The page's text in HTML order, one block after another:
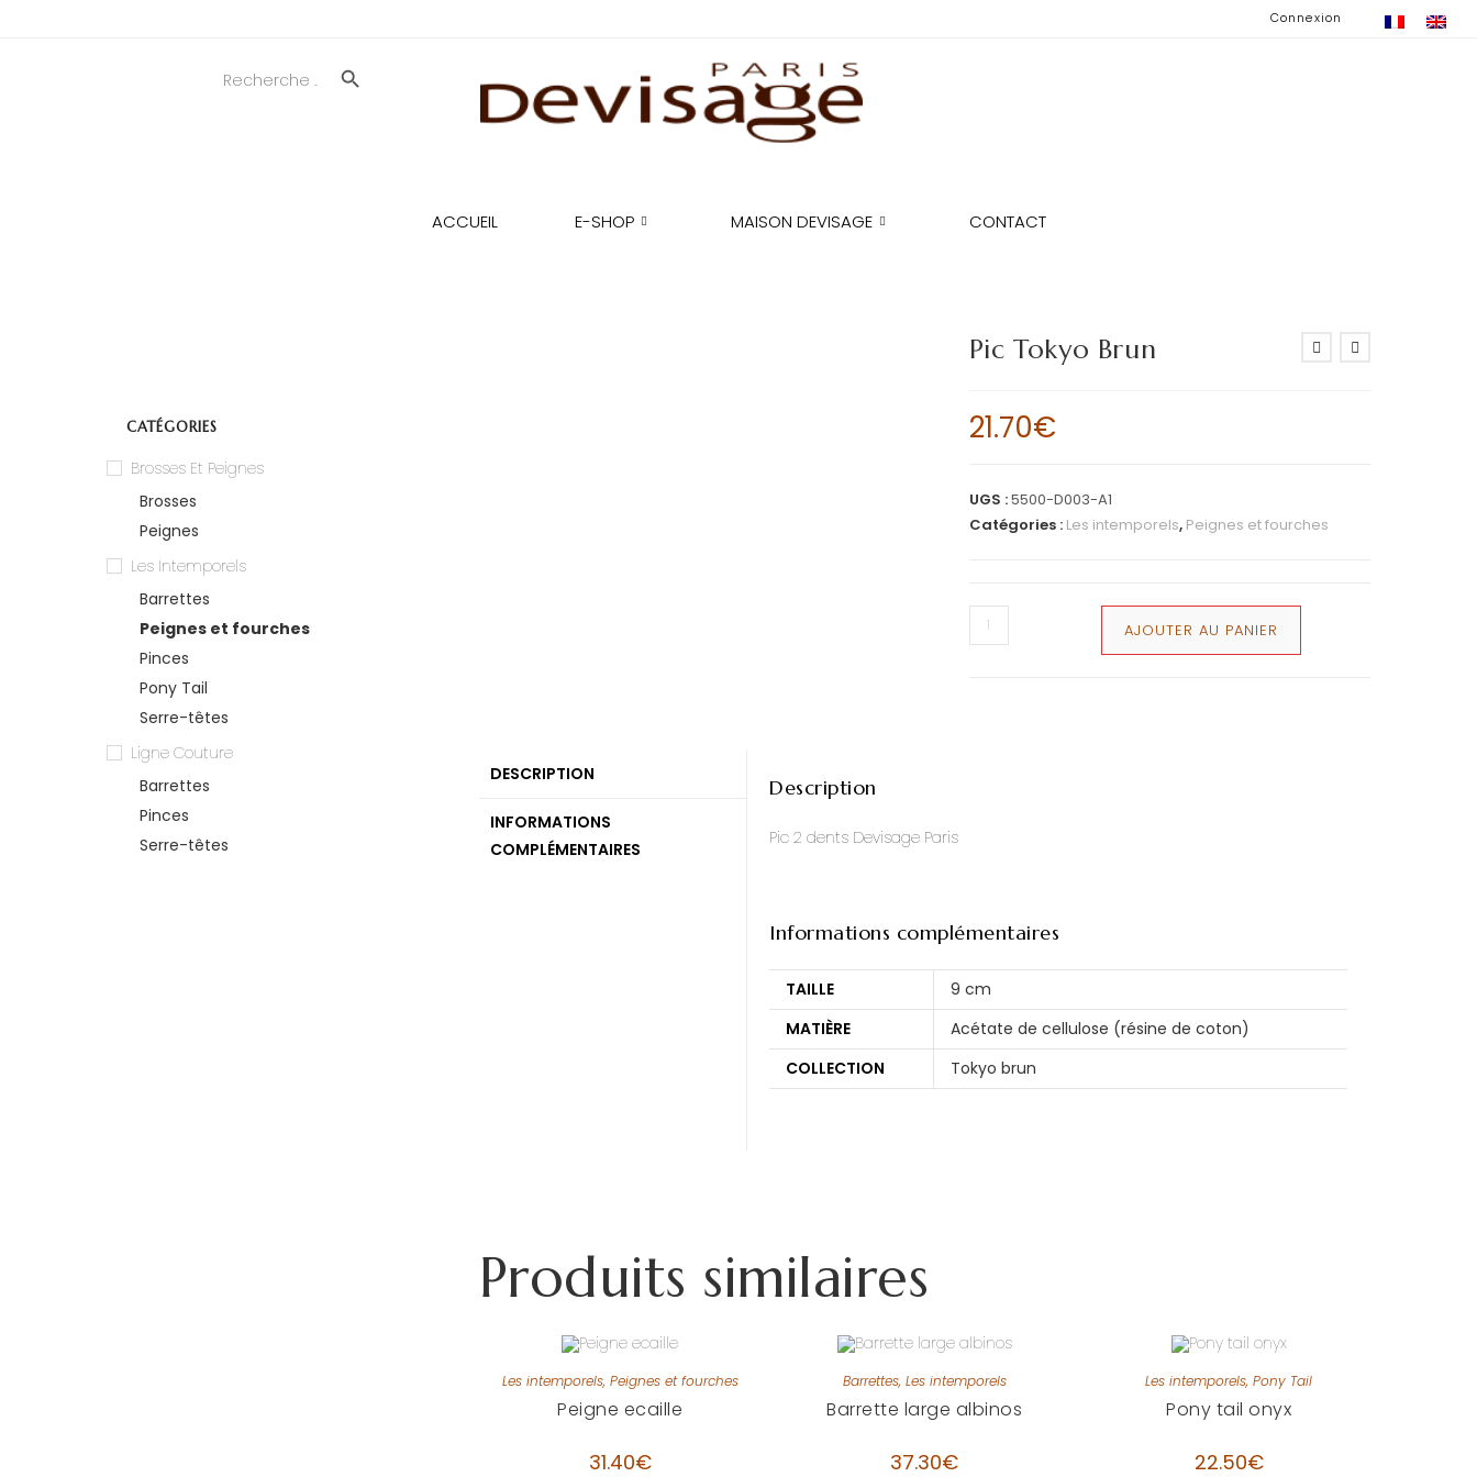
Connexion
Search
for:
ACCUEIL E-SHOP MAISON DEVISAGE CONTACT
Pic Tokyo Brun
21.70€
UGS :5500-D003-A1
Catégories : Les intemporels, Peignes et fourches
AJOUTER AU PANIER
DESCRIPTION
INFORMATIONS
COMPLÉMENTAIRES
Description
Pic 2 dents Devisage Paris
Informations complémentaires
TAILLE
9 cm
MATIÈRE
Acétate de cellulose (résine de coton)
COLLECTION
Tokyo brun
Produits similaires
Les intemporels, Peignes et fourches
Peigne ecaille
31.40€
Barrettes, Les intemporels
Barrette large albinos
37.30€
Les intemporels,Pony Tail
Pony tail onyx
22.50€
CATÉGORIES
Brosses Et Peignes
Brosses
Peignes
Les Intemporels
Barrettes
Peignes et fourches
Pinces
Pony Tail
Serre-têtes
Ligne Couture
Barrettes
Pinces
Serre-têtes